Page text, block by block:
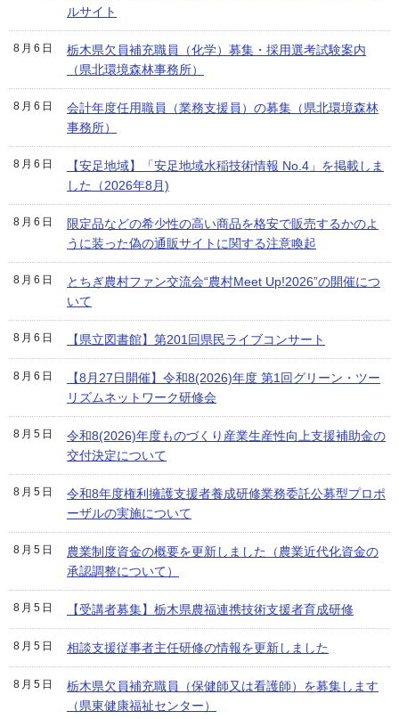
ルサイト
8月6日
栃木県欠員補充職員（化学）募集・採用選考試験案内
（県北環境森林事務所）
8月6日
会計年度任用職員（業務支援員）の募集（県北環境森林
事務所）
8月6日
【安足地域】「安足地域水稲技術情報 No.4」を掲載しま
した（2026年8月)
8月6日
限定品などの希少性の高い商品を格安で販売するかのよ
うに装った偽の通販サイトに関する注意喚起
8月6日
とちぎ農村ファン交流会“農村Meet Up!2026”の開催につ
いて
8月6日 【県立図書館】第201回県民ライブコンサート
8月6日
【8月27日開催】令和8(2026)年度 第1回グリーン・ツー
リズムネットワーク研修会
8月5日
令和8(2026)年度ものづくり産業生産性向上支援補助金の
交付決定について
8月5日
令和8年度権利擁護支援者養成研修業務委託公募型プロポ
ーザルの実施について
8月5日
農業制度資金の概要を更新しました（農業近代化資金の
承認調整について）
8月5日 【受講者募集】栃木県農福連携技術支援者育成研修
8月5日 相談支援従事者主任研修の情報を更新しました
8月5日
栃木県欠員補充職員（保健師又は看護師）を募集します
（県東健康福祉センター）